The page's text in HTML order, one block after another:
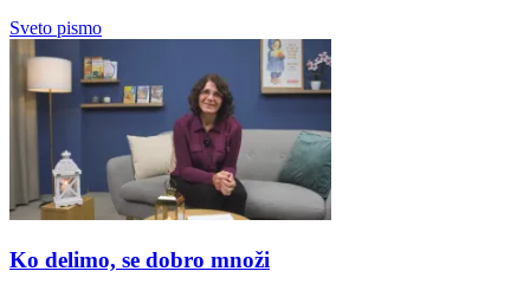
Sveto pismo
Ko delimo, se dobro množi